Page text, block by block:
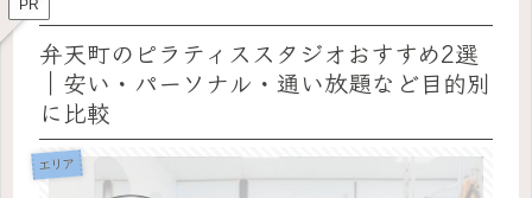
PR
弁天町のピラティススタジオおすすめ2選
｜安い・パーソナル・通い放題など目的別
に比較
エリア